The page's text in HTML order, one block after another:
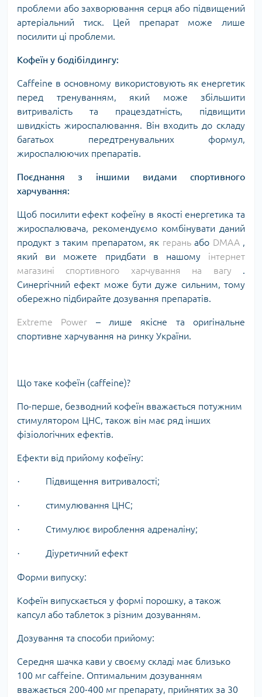
проблеми або захворювання серця або підвищений
артеріальний тиск. Цей препарат може лише
посилити ці проблеми.
Кофеїн у бодібілдингу:
Caffeine в основному використовують як енергетик
перед тренуванням, який може збільшити
витривалість та працездатність, підвищити
швидкість жироспалювання. Він входить до складу
багатьох передтренувальних формул,
жироспалюючих препаратів.
Поєднання з іншими видами спортивного
харчування:
Щоб посилити ефект кофеїну в якості енергетика та
жироспалювача, рекомендуємо комбінувати даний
продукт з таким препаратом, як гераньабо DMAA,
який ви можете придбати в нашому інтернет
магазині спортивного харчування на вагу .
Синергічний ефект може бути дуже сильним, тому
обережно підбирайте дозування препаратів.
Extreme Power – лише якісне та оригінальне
спортивне харчування на ринку України.
Що таке кофеїн (caffeine)?
По-перше, безводний кофеїн вважається потужним
стимулятором ЦНС, також він має ряд інших
фізіологічних ефектів.
Ефекти від прийому кофеїну:
· Підвищення витривалості;
· стимулювання ЦНС;
· Стимулює вироблення адреналіну;
· Діуретичний ефект
Форми випуску:
Кофеїн випускається у формі порошку, а також
капсул або таблеток з різним дозуванням.
Дозування та способи прийому:
Середня шачка кави у своєму складі має близько
100 мг caffeine. Оптимальним дозуванням
вважається 200-400 мг препарату, прийнятих за 30